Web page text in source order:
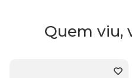
- Co-emulsãoQuem viu,